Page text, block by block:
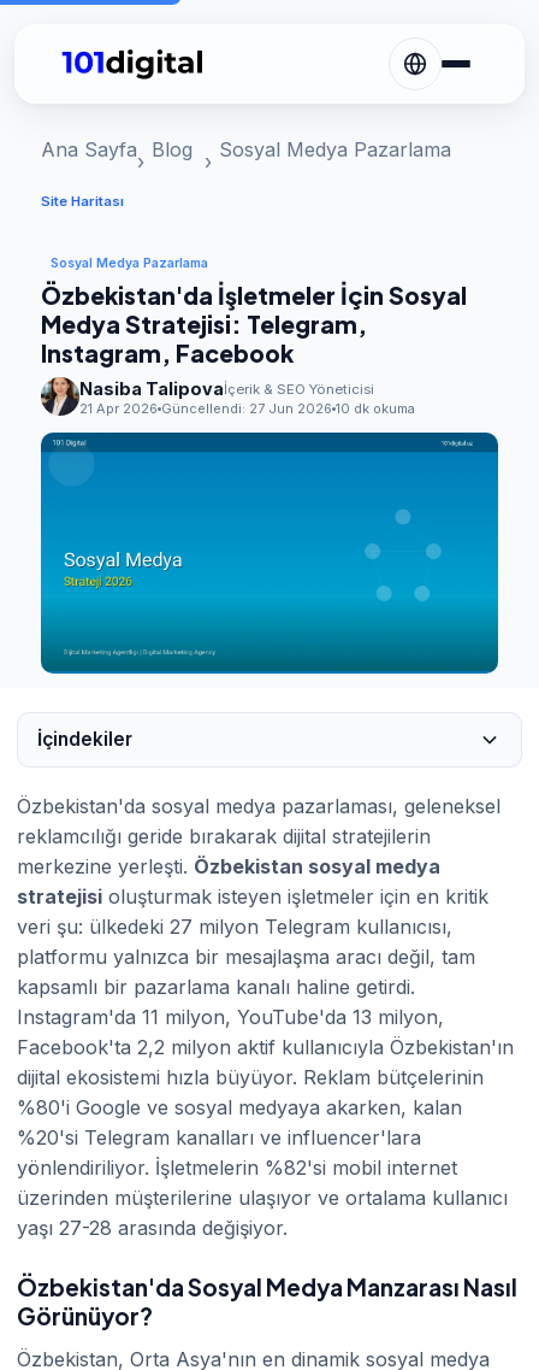
Ana Sayfa Blog Sosyal Medya Pazarlama
Site Haritası
Sosyal Medya Pazarlama
Özbekistan'da İşletmeler İçin Sosyal
Medya Stratejisi: Telegram,
Instagram, Facebook
Nasiba Talipovaİçerik & SEO Yöneticisi
21 Apr 2026 Güncellendi: 27 Jun 2026 10 dk okuma
İçindekiler
Özbekistan'da sosyal medya pazarlaması, geleneksel
reklamcılığı geride bırakarak dijital stratejilerin
merkezine yerleşti. Özbekistan sosyal medya
stratejisi oluşturmak isteyen işletmeler için en kritik
veri şu: ülkedeki 27 milyon Telegram kullanıcısı,
platformu yalnızca bir mesajlaşma aracı değil, tam
kapsamlı bir pazarlama kanalı haline getirdi.
Instagram'da 11 milyon, YouTube'da 13 milyon,
Facebook'ta 2,2 milyon aktif kullanıcıyla Özbekistan'ın
dijital ekosistemi hızla büyüyor. Reklam bütçelerinin
%80'i Google ve sosyal medyaya akarken, kalan
%20'si Telegram kanalları ve influencer'lara
yönlendiriliyor. İşletmelerin %82'si mobil internet
üzerinden müşterilerine ulaşıyor ve ortalama kullanıcı
yaşı 27-28 arasında değişiyor.
Özbekistan'da Sosyal Medya Manzarası Nasıl
Görünüyor?
Özbekistan, Orta Asya'nın en dinamik sosyal medya